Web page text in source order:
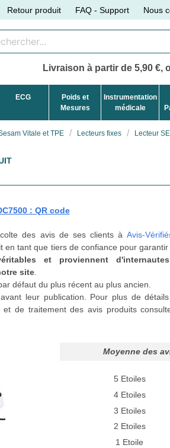
Retour produit FAQ - Support Nous
Livraison à partir de 5,90 €,
ECG
Poids et
Mesures
Instrumentation
médicale
Vitale et TPE Lecteurs fixes Lecteur
: QR code
des avis de ses clients à Avis-
en tant que tiers de confiance pour garantir
et proviennent
site.
défaut du plus récent au plus ancien.
leur publication. Pour plus de
et de traitement des avis produits
Moyenne des
5 Etoiles
4 Etoiles
3 Etoiles
2 Etoiles
1 Etoile